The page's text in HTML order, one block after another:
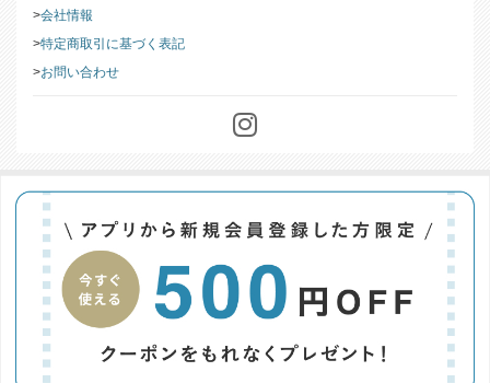
会社情報
特定商取引に基づく表記
お問い合わせ